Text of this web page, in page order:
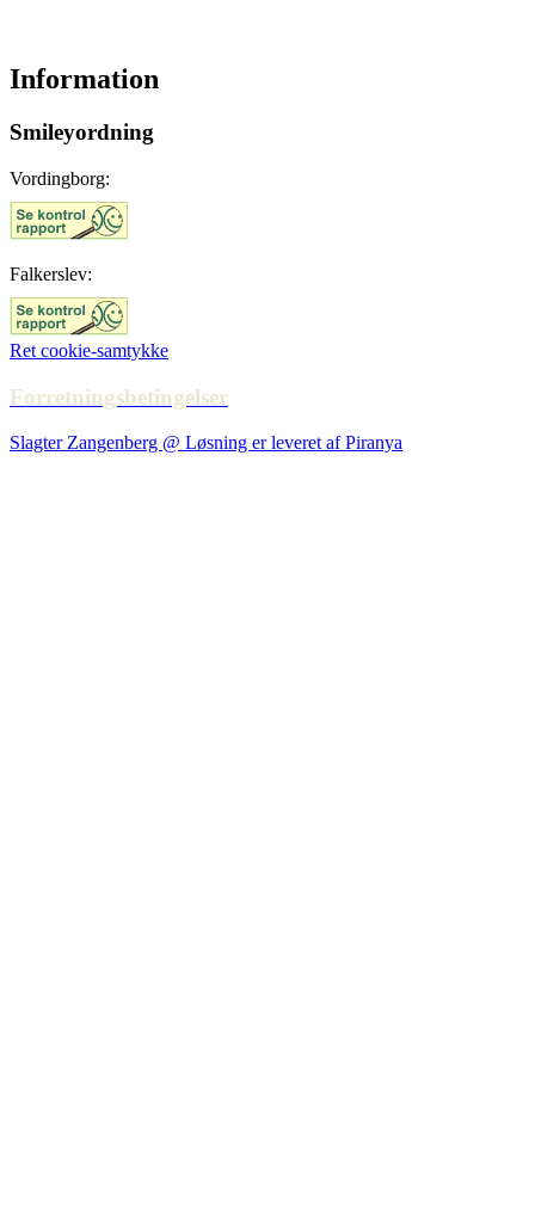
Information
Smileyordning
Vordingborg:
Falkerslev:
Ret cookie-samtykke
Forretningsbetingelser
Slagter Zangenberg @ Løsning er leveret af Piranya